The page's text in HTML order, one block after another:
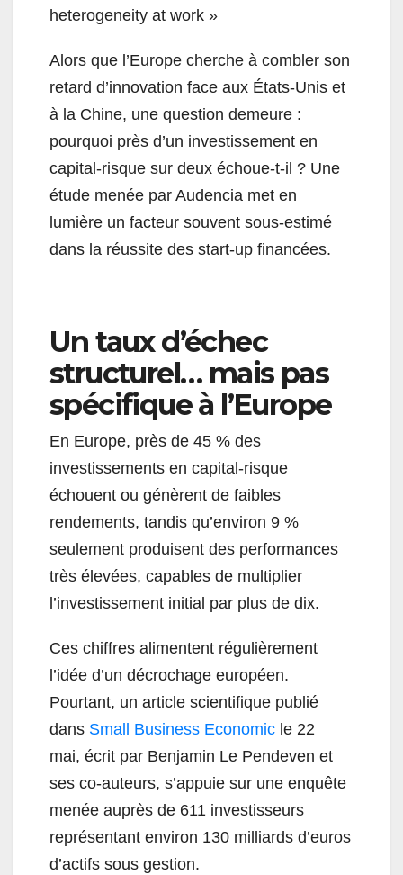
heterogeneity at work »
Alors que l’Europe cherche à combler son
retard d’innovation face aux États-Unis et
à la Chine, une question demeure :
pourquoi près d’un investissement en
capital-risque sur deux échoue-t-il ? Une
étude menée par Audencia met en
lumière un facteur souvent sous-estimé
dans la réussite des start-up financées.
Un taux d’échec
structurel… mais pas
spécifique à l’Europe
En Europe, près de 45 % des
investissements en capital-risque
échouent ou génèrent de faibles
rendements, tandis qu’environ 9 %
seulement produisent des performances
très élevées, capables de multiplier
l’investissement initial par plus de dix.
Ces chiffres alimentent régulièrement
l’idée d’un décrochage européen.
Pourtant, un article scientifique publié
dans Small Business Economic le 22
mai, écrit par Benjamin Le Pendeven et
ses co-auteurs, s’appuie sur une enquête
menée auprès de 611 investisseurs
représentant environ 130 milliards d’euros
d’actifs sous gestion.